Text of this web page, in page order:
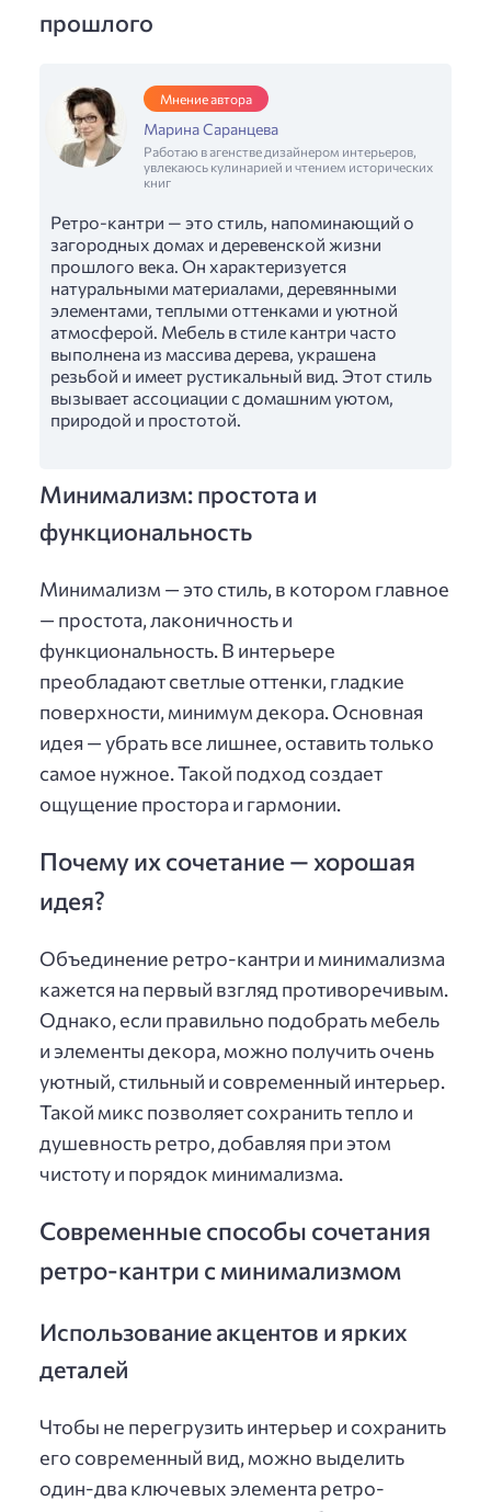
прошлого
Мнение автора
Марина Саранцева
Работаю в агенстве дизайнером интерьеров,
увлекаюсь кулинарией и чтением исторических
книг
Ретро-кантри — это стиль, напоминающий о
загородных домах и деревенской жизни
прошлого века. Он характеризуется
натуральными материалами, деревянными
элементами, теплыми оттенками и уютной
атмосферой. Мебель в стиле кантри часто
выполнена из массива дерева, украшена
резьбой и имеет рустикальный вид. Этот стиль
вызывает ассоциации с домашним уютом,
природой и простотой.
Минимализм: простота и
функциональность
Минимализм — это стиль, в котором главное
— простота, лаконичность и
функциональность. В интерьере
преобладают светлые оттенки, гладкие
поверхности, минимум декора. Основная
идея — убрать все лишнее, оставить только
самое нужное. Такой подход создает
ощущение простора и гармонии.
Почему их сочетание — хорошая
идея?
Объединение ретро-кантри и минимализма
кажется на первый взгляд противоречивым.
Однако, если правильно подобрать мебель
и элементы декора, можно получить очень
уютный, стильный и современный интерьер.
Такой микс позволяет сохранить тепло и
душевность ретро, добавляя при этом
чистоту и порядок минимализма.
Современные способы сочетания
ретро-кантри с минимализмом
Использование акцентов и ярких
деталей
Чтобы не перегрузить интерьер и сохранить
его современный вид, можно выделить
один-два ключевых элемента ретро-